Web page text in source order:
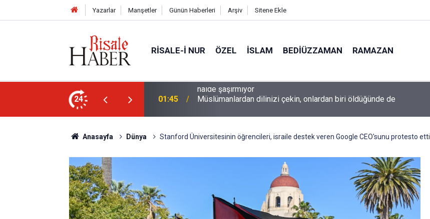
Yazarlar Manşetler Günün Haberleri Arşiv Sitene Ekle
RISALE-I NUR ÖZEL İSLAM BEDIÜZZAMAN RAMAZAN
24
i havaînin kulağına girip dilinden çıktığı
01:45 Müslümanlardan dilinizi çekin, onlardan biri öldüğünde de
Anasayfa Dünya Stanford Üniversitesinin öğrencileri, israile destek veren Google CEO'sunu protesto etti